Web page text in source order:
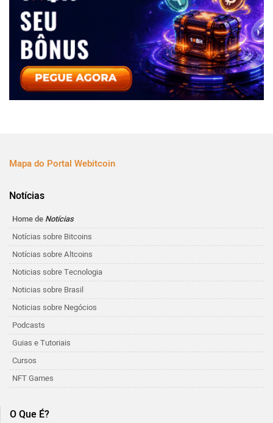
Mapa do Portal Webitcoin
Notícias
Home de Notícias
Notícias sobre Bitcoins
Notícias sobre Altcoins
Noticias sobre Tecnologia
Noticias sobre Brasil
Noticias sobre Negócios
Podcasts
Guias e Tutoriais
Cursos
NFT Games
O Que É?